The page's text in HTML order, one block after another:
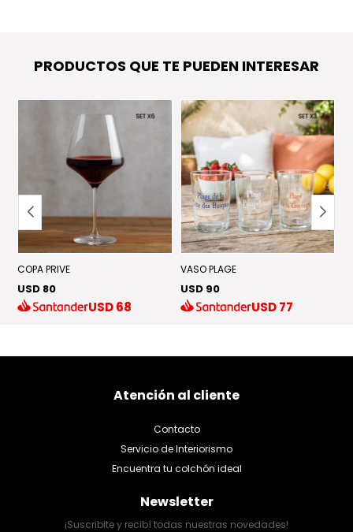
PRODUCTOS QUE TE PUEDEN INTERESAR
COPA PRIVE
USD 80
USD68
VASO PLAGE
USD 90
USD77
Atención al cliente
Contacto
Servicio de Interiorismo
Encuentra tu colchón ideal
Newsletter
¡Suscribite y recibí todas nuestras novedades!